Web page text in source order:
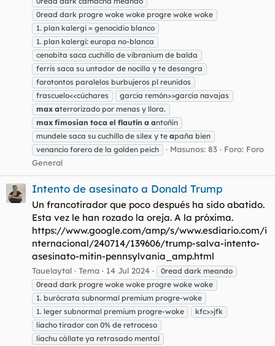
0read dark progre woke woke progre woke woke
1. plan kalergi = genocidio blanco
1. plan kalergi: europa no-blanca
cenobita saca cuchillo de vibranium de balda
ferris saca su untador de nocilla y te desangra
forotontos paralelos burbujeros pl reunidos
frascuelo<<cúchares
garcia remón>>garcía navajas
max aterrorizado por menas y llora.
max fimosian toca el flautín a antoñín
mundele saca su cuchillo de silex y te apaña bien
venancio forero de la golden peich
Masunos: 83 Foro: Foro
General
Intento de asesinato a Donald Trump
Un francotirador que poco después ha sido abatido.
Esta vez le han rozado la oreja. A la próxima.
https://www.google.com/amp/s/www.esdiario.com/i
nternacional/240714/139606/trump-salva-intento-
asesinato-mitin-pennsylvania_amp.html
Tauelaytal Tema 14 Jul 2024
0read dark meando
0read dark progre woke woke progre woke woke
1. burócrata subnormal premium progre-woke
1. leger subnormal premium progre-woke
kfc>>jfk
liacho tirador con 0% de retroceso
liachu cállate ya retrasado mental